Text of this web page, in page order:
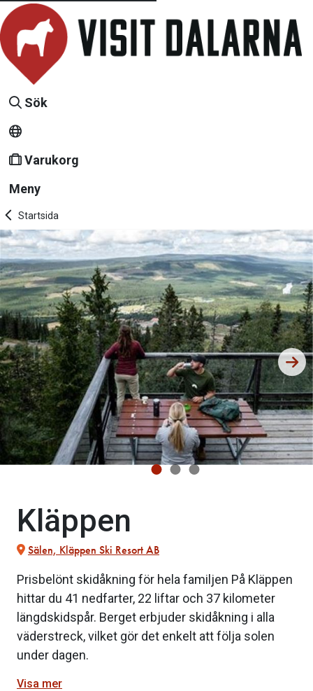
Sök
Varukorg
Meny
Startsida
Kläppen
Sälen, Kläppen Ski Resort AB
Prisbelönt skidåkning för hela familjen På Kläppen
hittar du 41 nedfarter, 22 liftar och 37 kilometer
längdskidspår. Berget erbjuder skidåkning i alla
väderstreck, vilket gör det enkelt att följa solen
under dagen.
Visa mer